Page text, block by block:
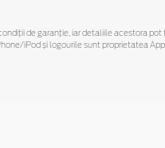
de garanție, iar detaliile acestora
iPod și logourile sunt proprietatea